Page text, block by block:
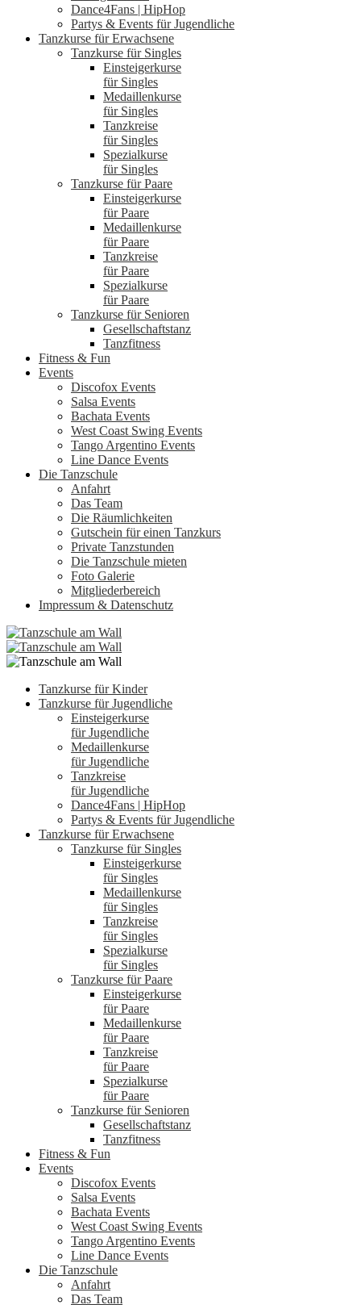
Dance4Fans | HipHop
Partys & Events für Jugendliche
Tanzkurse für Erwachsene
Tanzkurse für Singles
Einsteigerkurse
für Singles
Medaillenkurse
für Singles
Tanzkreise
für Singles
Spezialkurse
für Singles
Tanzkurse für Paare
Einsteigerkurse
für Paare
Medaillenkurse
für Paare
Tanzkreise
für Paare
Spezialkurse
für Paare
Tanzkurse für Senioren
Gesellschaftstanz
Tanzfitness
Fitness & Fun
Events
Discofox Events
Salsa Events
Bachata Events
West Coast Swing Events
Tango Argentino Events
Line Dance Events
Die Tanzschule
Anfahrt
Das Team
Die Räumlichkeiten
Gutschein für einen Tanzkurs
Private Tanzstunden
Die Tanzschule mieten
Foto Galerie
Mitgliederbereich
Impressum & Datenschutz
Tanzkurse für Kinder
Tanzkurse für Jugendliche
Einsteigerkurse
für Jugendliche
Medaillenkurse
für Jugendliche
Tanzkreise
für Jugendliche
Dance4Fans | HipHop
Partys & Events für Jugendliche
Tanzkurse für Erwachsene
Tanzkurse für Singles
Einsteigerkurse
für Singles
Medaillenkurse
für Singles
Tanzkreise
für Singles
Spezialkurse
für Singles
Tanzkurse für Paare
Einsteigerkurse
für Paare
Medaillenkurse
für Paare
Tanzkreise
für Paare
Spezialkurse
für Paare
Tanzkurse für Senioren
Gesellschaftstanz
Tanzfitness
Fitness & Fun
Events
Discofox Events
Salsa Events
Bachata Events
West Coast Swing Events
Tango Argentino Events
Line Dance Events
Die Tanzschule
Anfahrt
Das Team